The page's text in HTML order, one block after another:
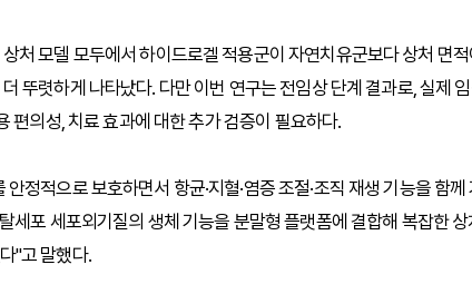
처 모델 모두에서 하이드로겔 적용군이 자연치유군보다 상처 면
뚜렷하게 나타났다. 다만 이번 연구는 전임상 단계 결과로, 실제
편의성, 치료 효과에 대한 추가 검증이 필요하다.
정적으로 보호하면서 항균·지혈·염증 조절·조직 재생 기능을 함
세포 세포외기질의 생체 기능을 분말형 플랫폼에 결합해 복잡한
"고 말했다.